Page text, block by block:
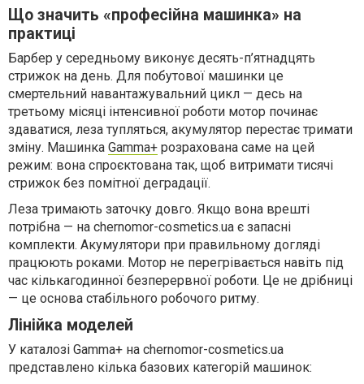
Що значить «професійна машинка» на
практиці
Барбер у середньому виконує десять-п’ятнадцять
стрижок на день. Для побутової машинки це
смертельний навантажувальний цикл — десь на
третьому місяці інтенсивної роботи мотор починає
здаватися, леза тупляться, акумулятор перестає тримати
зміну. Машинка Gamma+ розрахована саме на цей
режим: вона спроєктована так, щоб витримати тисячі
стрижок без помітної деградації.
Леза тримають заточку довго. Якщо вона врешті
потрібна — на chernomor-cosmetics.ua є запасні
комплекти. Акумулятори при правильному догляді
працюють роками. Мотор не перегрівається навіть під
час кількагодинної безперервної роботи. Це не дрібниці
— це основа стабільного робочого ритму.
Лінійка моделей
У каталозі Gamma+ на chernomor-cosmetics.ua
представлено кілька базових категорій машинок: